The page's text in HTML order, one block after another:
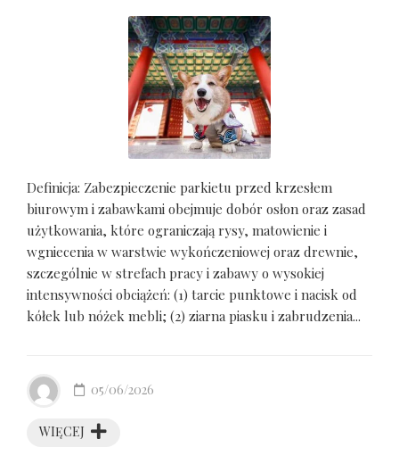
Definicja: Zabezpieczenie parkietu przed krzesłem
biurowym i zabawkami obejmuje dobór osłon oraz zasad
użytkowania, które ograniczają rysy, matowienie i
wgniecenia w warstwie wykończeniowej oraz drewnie,
szczególnie w strefach pracy i zabawy o wysokiej
intensywności obciążeń: (1) tarcie punktowe i nacisk od
kółek lub nóżek mebli; (2) ziarna piasku i zabrudzenia...
WIĘCEJ
05/06/2026